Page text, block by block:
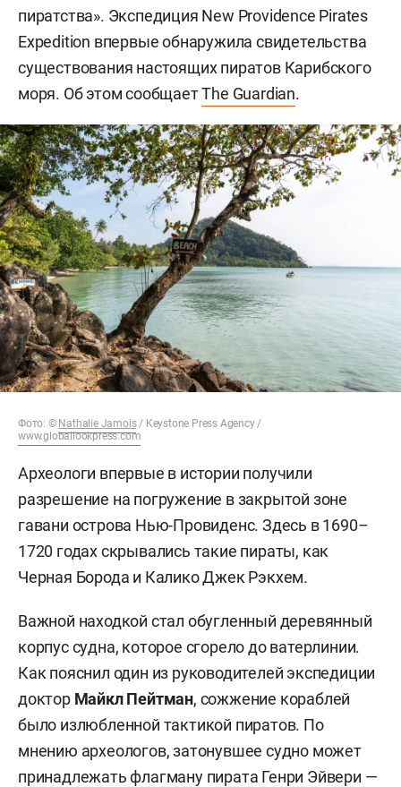
пиратства». Экспедиция New Providence Pirates
Expedition впервые обнаружила свидетельства
существования настоящих пиратов Карибского
моря. Об этом сообщаетThe Guardian.
Фото: © Nathalie Jamois/ Keystone Press Agency /
www.globallookpress.com
Археологи впервые в истории получили
разрешение на погружение в закрытой зоне
гавани острова Нью-Провиденс. Здесь в 1690–
1720 годах скрывались такие пираты, как
Черная Борода и Калико Джек Рэкхем.
Важной находкой стал обугленный деревянный
корпус судна, которое сгорело до ватерлинии.
Как пояснил один из руководителей экспедиции
доктор Майкл Пейтман, сожжение кораблей
было излюбленной тактикой пиратов. По
мнению археологов, затонувшее судно может
принадлежать флагману пирата Генри Эйвери —